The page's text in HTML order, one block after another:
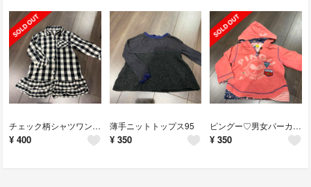
チェック柄シャツワンピース95
¥ 400
薄手ニットトップス95
¥ 350
ピングー♡男女パーカー90
¥ 350